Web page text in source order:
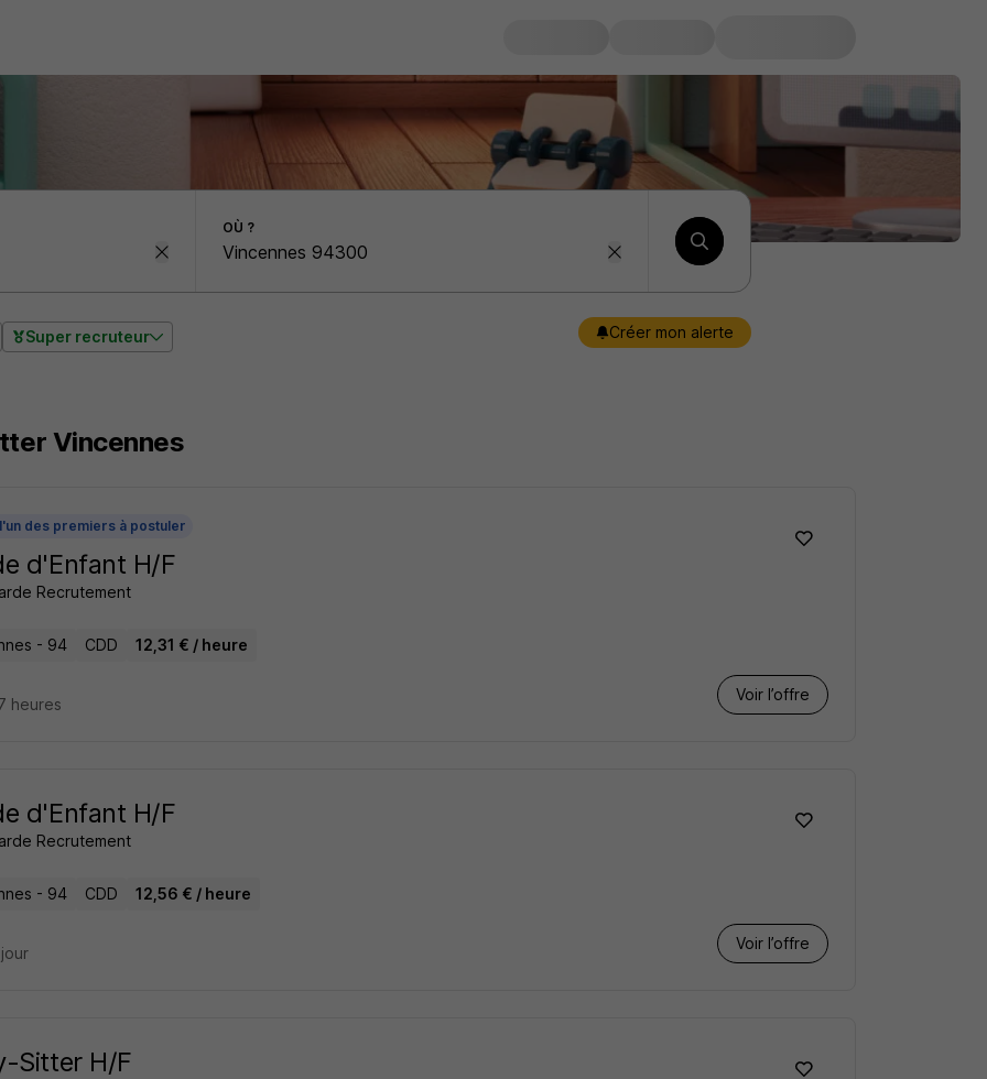
OÙ ?
Super recruteur Créer mon alerte
Vincennes
des premiers à postuler
d'Enfant H/F
Recrutement
- 94 CDD 12,31 € / heure
Voir l’offre
heures
d'Enfant H/F
Recrutement
- 94 CDD 12,56 € / heure
Voir l’offre
Sitter H/F